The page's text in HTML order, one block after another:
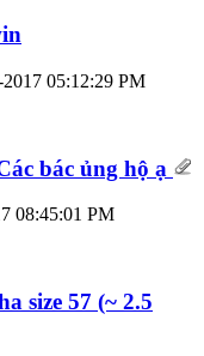
2017 05:12:29 PM
bác ủng hộ ạ
08:45:01 PM
size 57 (~ 2.5